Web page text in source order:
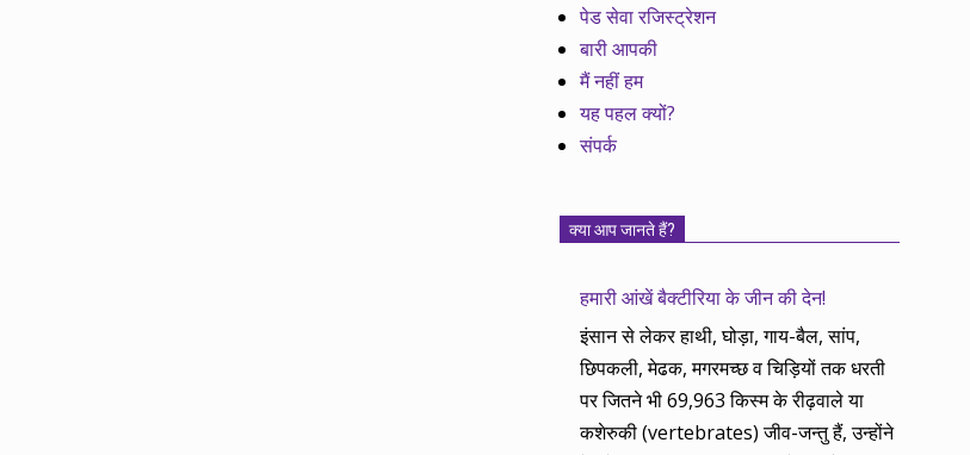
पेड सेवा रजिस्ट्रेशन
बारी आपकी
मैं नहीं हम
यह पहल क्यों?
संपर्क
क्या आप जानते हैं?
हमारी आंखें बैक्टीरिया के जीन की देन!
इंसान से लेकर हाथी, घोड़ा, गाय-बैल, सांप,
छिपकली, मेढक, मगरमच्छ व चिड़ियों तक धरती
पर जितने भी 69,963 किस्म के रीढ़वाले या
कशेरुकी (vertebrates) जीव-जन्तु हैं, उन्होंने